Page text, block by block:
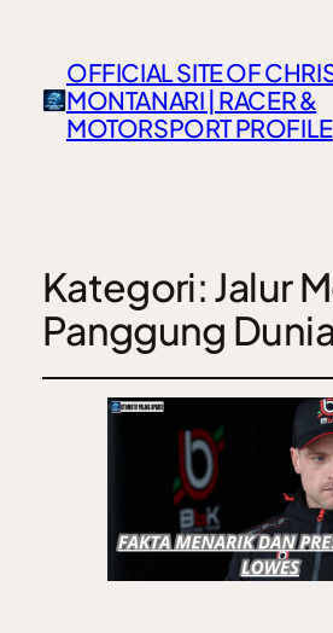
OFFICIAL SITE OF
MONTANARI | RACER &
MOTORSPORT PROFILE
Kategori: Jalur
Panggung